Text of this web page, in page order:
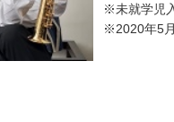
※未就学児
※2020年5